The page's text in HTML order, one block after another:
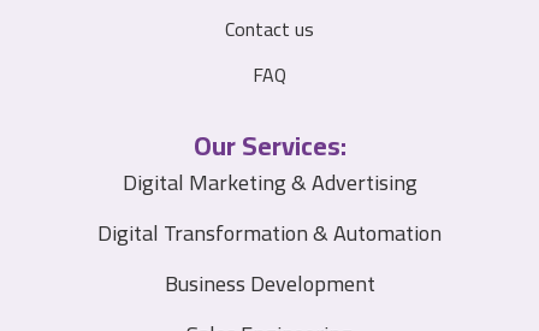
Contact us
FAQ
Our Services:
Digital Marketing & Advertising
Digital Transformation & Automation
Business Development